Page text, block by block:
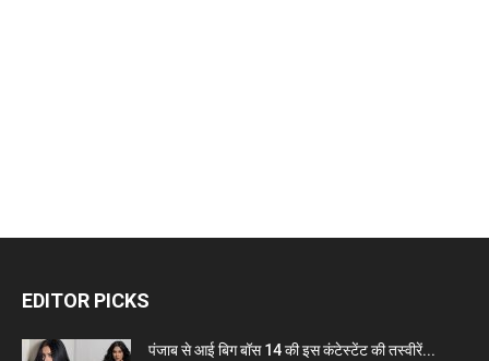
EDITOR PICKS
पंजाब से आई बिग बॉस 14 की इस कंटेस्टेंट की तस्वीरें...